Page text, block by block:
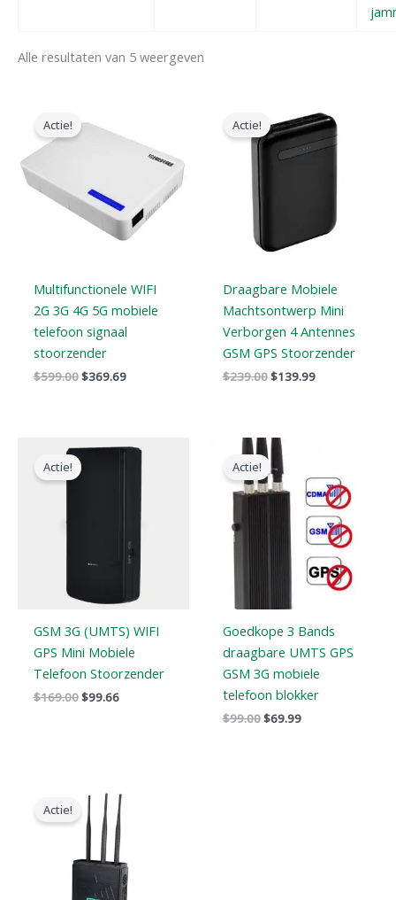
Alle resultaten van 5 weergeven
Actie!
Multifunctionele WIFI
2G 3G 4G 5G mobiele
telefoon signaal
stoorzender
$599.00
was:
$369.69
$369.69.
Actie!
Draagbare Mobiele
Machtsontwerp Mini
Verborgen 4 Antennes
GSM GPS Stoorzender
$239.00
prijs
was:
$239.00.
$139.99
prijs
is:
$139.99.
Actie!
GSM 3G (UMTS) WIFI
GPS Mini Mobiele
Telefoon Stoorzender
$169.00
Oorspronkelijke
prijs
was:
$99.66
Huidige
Actie!
Goedkope 3 Bands
draagbare UMTS GPS
GSM 3G mobiele
telefoon blokker
$99.00
Oorspronkelijke
prijs
was:
$99.00.
$69.99
is:
$69.99.
Actie!
prijs
was:
$799.00.